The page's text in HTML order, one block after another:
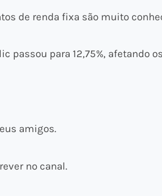
de renda fixa são muito
passou para 12,75%,
amigos.
no canal.